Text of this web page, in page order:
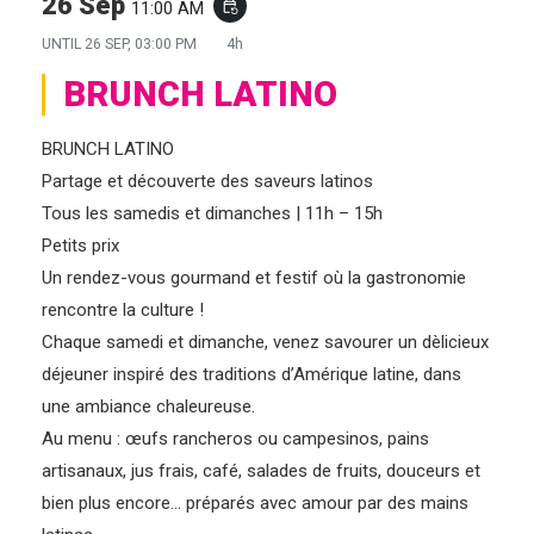
11:00 AM event_repeat
UNTIL 26 SEP, 03:00 PM 4h
BRUNCH LATINO
BRUNCH LATINO
Partage et découverte des saveurs latinos
Tous les samedis et dimanches | 11h – 15h
Petits prix
Un rendez-vous gourmand et festif où la gastronomie
rencontre la culture !
Chaque samedi et dimanche, venez savourer un dèlicieux
déjeuner inspiré des traditions d’Amérique latine, dans
une ambiance chaleureuse.
Au menu : œufs rancheros ou campesinos, pains
artisanaux, jus frais, café, salades de fruits, douceurs et
bien plus encore… préparés avec amour par des mains